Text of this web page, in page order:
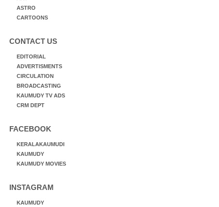
ASTRO
CARTOONS
CONTACT US
EDITORIAL
ADVERTISMENTS
CIRCULATION
BROADCASTING
KAUMUDY TV ADS
CRM DEPT
FACEBOOK
KERALAKAUMUDI
KAUMUDY
KAUMUDY MOVIES
INSTAGRAM
KAUMUDY